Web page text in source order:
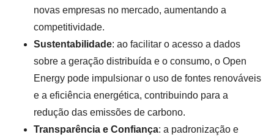
novas empresas no mercado, aumentando a
competitividade.
Sustentabilidade: ao facilitar o acesso a dados
sobre a geração distribuída e o consumo, o Open
Energy pode impulsionar o uso de fontes renováveis
e a eficiência energética, contribuindo para a
redução das emissões de carbono.
Transparência e Confiança: a padronização e